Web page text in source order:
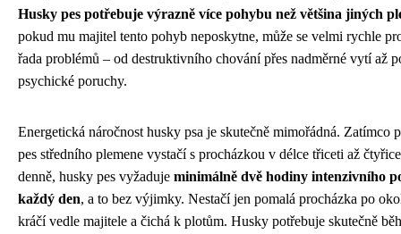
Husky pes potřebuje výrazně více pohybu než většina jiných
pokud mu majitel tento pohyb neposkytne, může se velmi rychle
řada problémů – od destruktivního chování přes nadměrné vytí až
psychické poruchy.
Energetická náročnost husky psa je skutečně mimořádná. Zatímco
pes středního plemene vystačí s procházkou v délce třiceti až
denně, husky pes vyžaduje minimálně dvě hodiny intenzivního
každý den, a to bez výjimky. Nestačí jen pomalá procházka po
kráčí vedle majitele a čichá k plotům. Husky potřebuje skutečně